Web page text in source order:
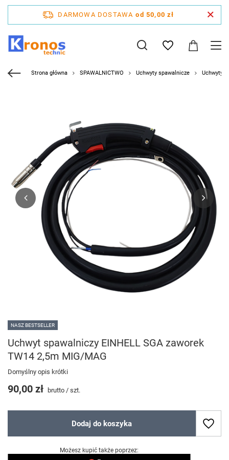
DARMOWA DOSTAWA od 50,00 zł
Strona główna SPAWALNICTWO Uchwyty spawalnicze Uchwyty
NASZ BESTSELLER
Uchwyt spawalniczy EINHELL SGA zaworek
TW14 2,5m MIG/MAG
Domyślny opis krótki
90,00 zł brutto / szt.
Dodaj do koszyka
Możesz kupić także poprzez: